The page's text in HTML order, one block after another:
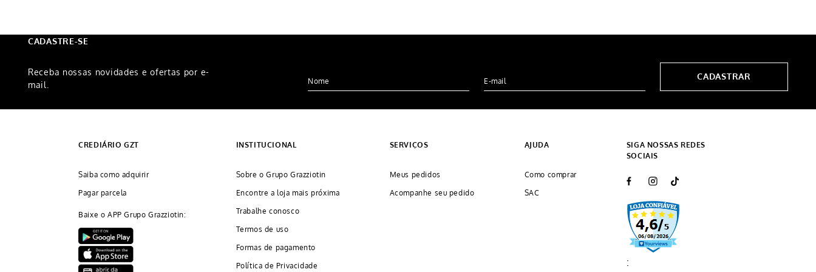
CADASTRE-SE
Receba nossas novidades e ofertas por e-
mail.
CADASTRAR
CREDIÁRIO GZT
Saiba como adquirir
Pagar parcela
Baixe o APP Grupo Grazziotin:
INSTITUCIONAL
Sobre o Grupo Grazziotin
Encontre a loja mais próxima
Trabalhe conosco
Termos de uso
Formas de pagamento
Política de Privacidade
SERVIÇOS
Meus pedidos
Acompanhe seu pedido
AJUDA
Como comprar
SAC
SIGA NOSSAS REDES
SOCIAIS
: